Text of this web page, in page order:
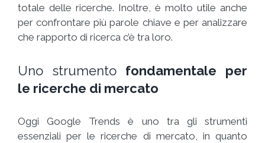
totale delle ricerche. Inoltre, è molto utile anche
per confrontare più parole chiave e per analizzare
che rapporto di ricerca c’è tra loro.
Uno strumento fondamentale per
le ricerche di mercato
Oggi Google Trends è uno tra gli strumenti
essenziali per le ricerche di mercato, in quanto